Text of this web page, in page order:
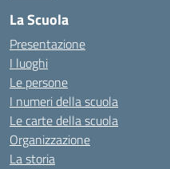
La Scuola
Presentazione
I luoghi
Le persone
I numeri della scuola
Le carte della scuola
Organizzazione
La storia